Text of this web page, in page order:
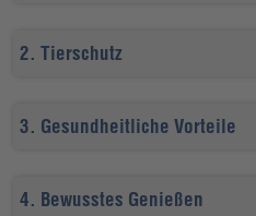
2. Tierschutz
3. Gesundheitliche Vorteile
4. Bewusstes Genießen